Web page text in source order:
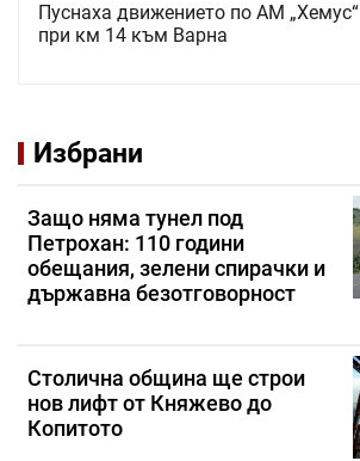
Пуснаха движението по АМ „Хемус“
при км 14 към Варна
Избрани
Защо няма тунел под
Петрохан: 110 години
обещания, зелени спирачки и
държавна безотговорност
Столична община ще строи
нов лифт от Княжево до
Копитото